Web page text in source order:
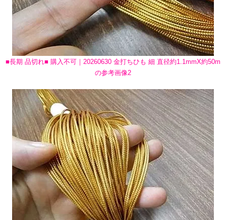
■長期 品切れ■ 購入不可｜20260630 金打ちひも 細 直径約1.1mmX約50m
の参考画像2